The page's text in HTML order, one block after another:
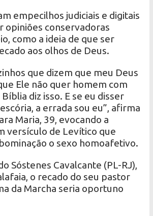
empecilhos judiciais e digitais
opiniões conservadoras
como a ideia de que ser
aos olhos de Deus.
que dizem que meu Deus
Ele não quer homem com
diz isso. E se eu disser
a errada sou eu”, afirma
Maria, 39, evocando a
versículo de Levítico que
o sexo homoafetivo.
Sóstenes Cavalcante (PL-RJ),
o recado do seu pastor
da Marcha seria oportuno